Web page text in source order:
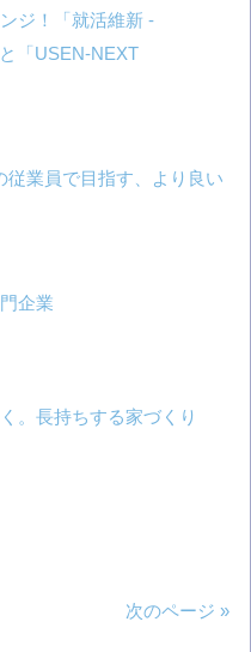
ジ！「就活維新 -
「USEN-NEXT
従業員で目指す、より良い
企業
。長持ちする家づくり
次のページ »